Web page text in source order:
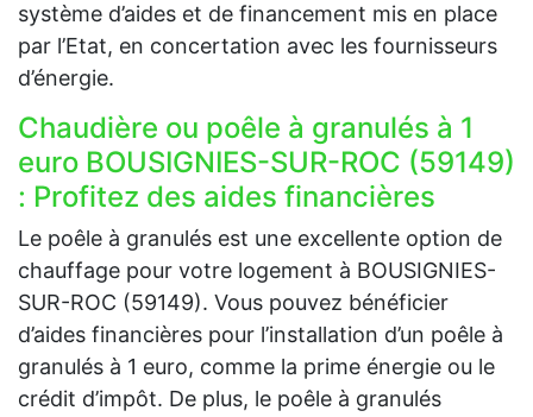
système d’aides et de financement mis en place
par l’Etat, en concertation avec les fournisseurs
d’énergie.
Chaudière ou poêle à granulés à 1
euro BOUSIGNIES-SUR-ROC (59149)
: Profitez des aides financières
Le poêle à granulés est une excellente option de
chauffage pour votre logement à BOUSIGNIES-
SUR-ROC (59149). Vous pouvez bénéficier
d’aides financières pour l’installation d’un poêle à
granulés à 1 euro, comme la prime énergie ou le
crédit d’impôt. De plus, le poêle à granulés